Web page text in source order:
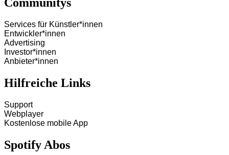
Communitys
Services für Künstler*innen
Entwickler*innen
Advertising
Investor*innen
Anbieter*innen
Hilfreiche Links
Support
Webplayer
Kostenlose mobile App
Spotify Abos